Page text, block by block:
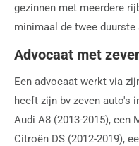
gezinnen met meerdere
minimaal de twee duurste
Advocaat met
Een advocaat werkt via
heeft zijn bv zeven auto's
Audi A8 (2013-2015), een
Citroën DS (2012-2019),